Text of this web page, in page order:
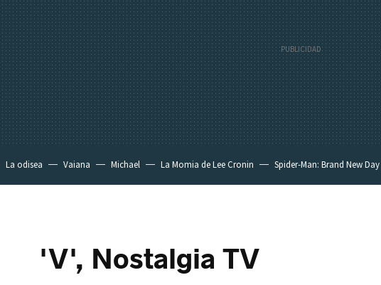
La odisea Vaiana Michael La Momia de Lee Cronin Spider-Man: Brand New Day
'V', Nostalgia TV